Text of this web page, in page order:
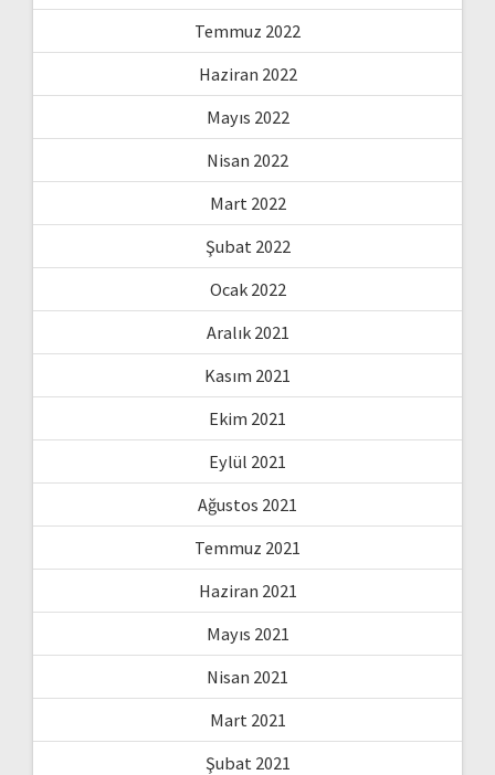
Temmuz 2022
Haziran 2022
Mayıs 2022
Nisan 2022
Mart 2022
Şubat 2022
Ocak 2022
Aralık 2021
Kasım 2021
Ekim 2021
Eylül 2021
Ağustos 2021
Temmuz 2021
Haziran 2021
Mayıs 2021
Nisan 2021
Mart 2021
Şubat 2021